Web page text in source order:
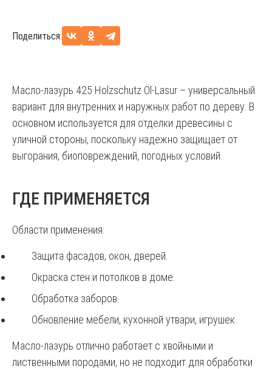
Поделиться:
Масло-лазурь 425 Holzschutz Öl-Lasur – универсальный
вариант для внутренних и наружных работ по дереву. В
основном используется для отделки древесины с
уличной стороны, поскольку надежно защищает от
выгорания, биоповреждений, погодных условий.
ГДЕ ПРИМЕНЯЕТСЯ
Области применения:
Защита фасадов, окон, дверей.
Окраска стен и потолков в доме.
Обработка заборов.
Обновление мебели, кухонной утвари, игрушек.
Масло-лазурь отлично работает с хвойными и
лиственными породами, но не подходит для обработки